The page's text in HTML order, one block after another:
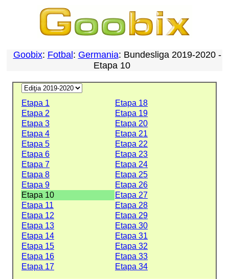
Goobix: Fotbal : Germania: Bundesliga 2019-2020 -
Etapa 10
Etapa 1
Etapa 18
Etapa 2
Etapa 19
Etapa 3
Etapa 20
Etapa 4
Etapa 21
Etapa 5
Etapa 22
Etapa 6
Etapa 23
Etapa 7
Etapa 24
Etapa 8
Etapa 25
Etapa 9
Etapa 26
Etapa 10
Etapa 27
Etapa 11
Etapa 28
Etapa 12
Etapa 29
Etapa 13
Etapa 30
Etapa 14
Etapa 31
Etapa 15
Etapa 32
Etapa 16
Etapa 33
Etapa 17
Etapa 34